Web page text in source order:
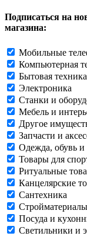
Подписаться на
магазина:
Мобильные
Компьютерная
Бытовая техника
Электроника
Станки и
Мебель и
Другое
Запчасти и
Одежда, обувь и
Товары для
Ритуальные
Канцелярские
Сантехника
Посуда и
Светильники и